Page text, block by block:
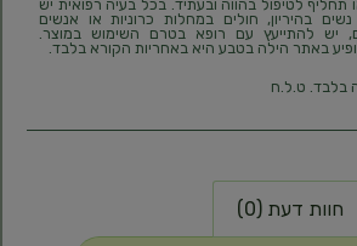
תחליף לטיפול בהווה ובעתיד. בכל בעיה רפואית יש
בהיריון, חולים במחלות כרוניות או אנשים
יש להתייעץ עם רופא בטרם השימוש במוצר.
באתר הילה בטבע היא באחריות הקורא בלבד.
בלבד. ט.ל.ח
חוות דעת (0)